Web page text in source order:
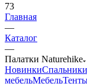
73
Главная
—
Каталог
—
Палатки Naturehike
НовинкиСпальники
мебельМебель